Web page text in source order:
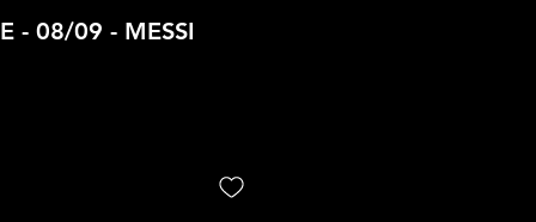
- 08/09 - MESSI